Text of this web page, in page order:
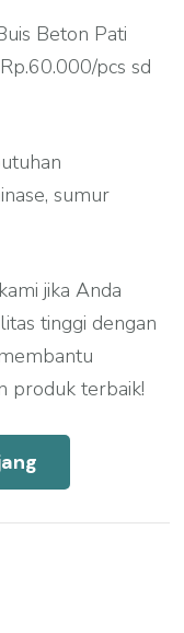
Beton Pati
pcs sd
sumur
jika Anda
tinggi dengan
produk terbaik!